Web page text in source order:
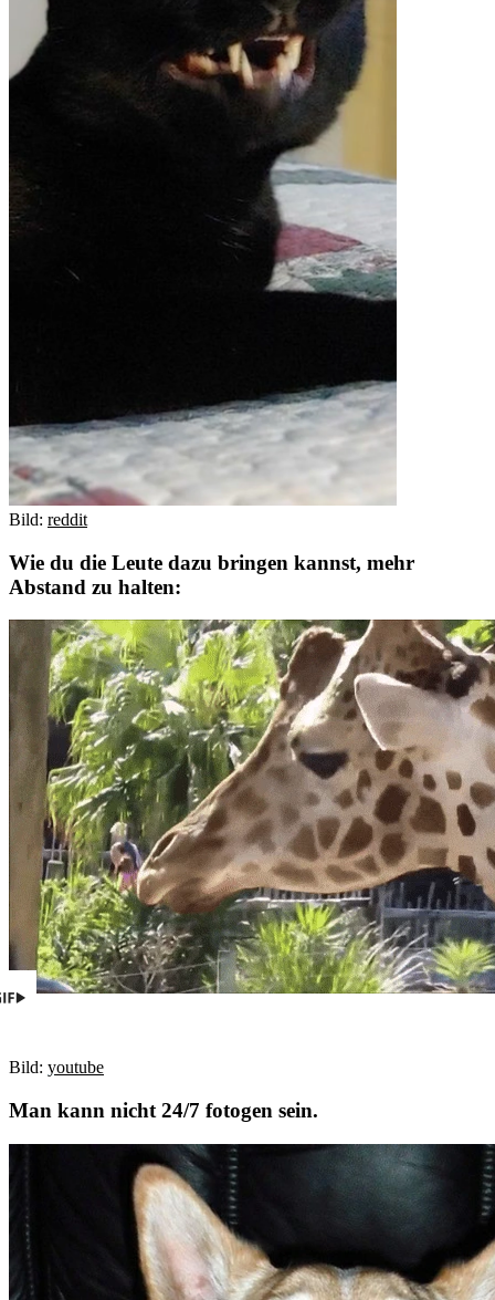
Bild: reddit
Wie du die Leute dazu bringen kannst, mehr
Abstand zu halten:
Bild: youtube
Man kann nicht 24/7 fotogen sein.